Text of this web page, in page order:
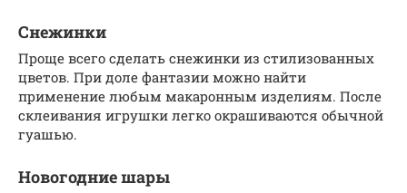
Снежинки
Проще всего сделать снежинки из стилизованных
цветов. При доле фантазии можно найти
применение любым макаронным изделиям. После
склеивания игрушки легко окрашиваются обычной
гуашью.
Новогодние шары